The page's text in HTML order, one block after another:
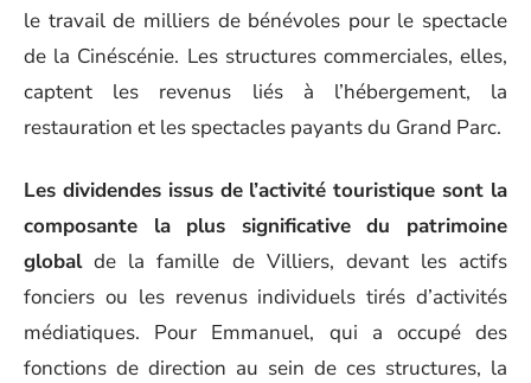
le travail de milliers de bénévoles pour le spectacle
de la Cinéscénie. Les structures commerciales, elles,
captent les revenus liés à l’hébergement, la
restauration et les spectacles payants du Grand Parc.
Les dividendes issus de l’activité touristique sont la
composante la plus significative du patrimoine
globalde la famille de Villiers, devant les actifs
fonciers ou les revenus individuels tirés d’activités
médiatiques. Pour Emmanuel, qui a occupé des
fonctions de direction au sein de ces structures, la